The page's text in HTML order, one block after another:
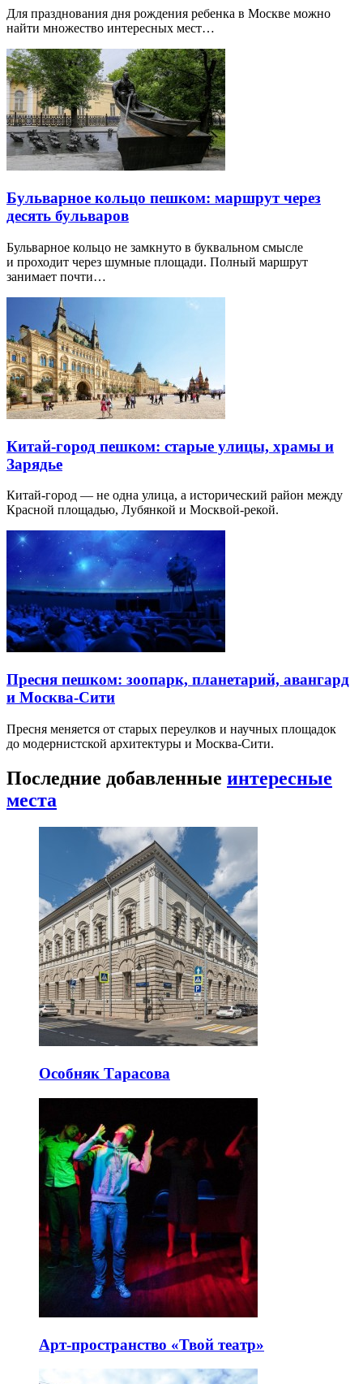
Для празднования дня рождения ребенка в Москве можно
найти множество интересных мест…
Бульварное кольцо пешком: маршрут через
десять бульваров
Бульварное кольцо не замкнуто в буквальном смысле
и проходит через шумные площади. Полный маршрут
занимает почти…
Китай-город пешком: старые улицы, храмы и
Зарядье
Китай-город — не одна улица, а исторический район между
Красной площадью, Лубянкой и Москвой-рекой.
Пресня пешком: зоопарк, планетарий, авангард
и Москва-Сити
Пресня меняется от старых переулков и научных площадок
до модернистской архитектуры и Москва-Сити.
Последние добавленные интересные
места
Особняк Тарасова
Арт-пространство «Твой театр»